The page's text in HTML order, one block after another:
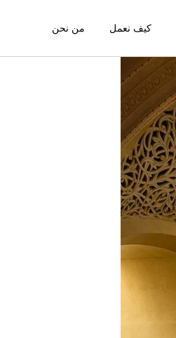
كيف نعمل من نحن